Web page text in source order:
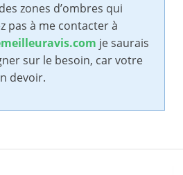
zones d’ombres qui
pas à me contacter à
je saurais
sur le besoin, car votre
devoir.